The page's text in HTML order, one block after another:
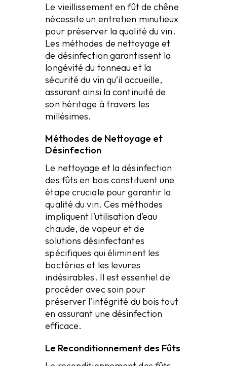
Le vieillissement en fût de chêne
nécessite un entretien minutieux
pour préserver la qualité du vin.
Les méthodes de nettoyage et
de désinfection garantissent la
longévité du tonneau et la
sécurité du vin qu’il accueille,
assurant ainsi la continuité de
son héritage à travers les
millésimes.
Méthodes de Nettoyage et
Désinfection
Le nettoyage et la désinfection
des fûts en bois constituent une
étape cruciale pour garantir la
qualité du vin. Ces méthodes
impliquent l’utilisation d’eau
chaude, de vapeur et de
solutions désinfectantes
spécifiques qui éliminent les
bactéries et les levures
indésirables. Il est essentiel de
procéder avec soin pour
préserver l’intégrité du bois tout
en assurant une désinfection
efficace.
Le Reconditionnement des Fûts